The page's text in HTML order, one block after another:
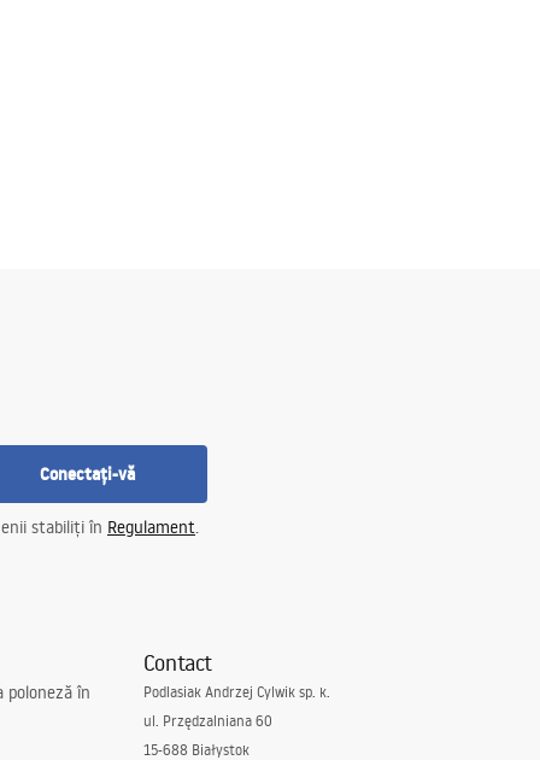
Conectați-vă
stabiliți în Regulament.
poloneză în
Contact
Podlasiak Andrzej Cylwik sp. k.
ul. Przędzalniana 60
15-688 Białystok